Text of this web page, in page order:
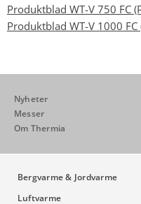
Produktblad WT-V 750 FC
Produktblad WT-V 1000 FC
Nyheter
Messer
Om Thermia
Bergvarme & Jordvarme
Luftvarme